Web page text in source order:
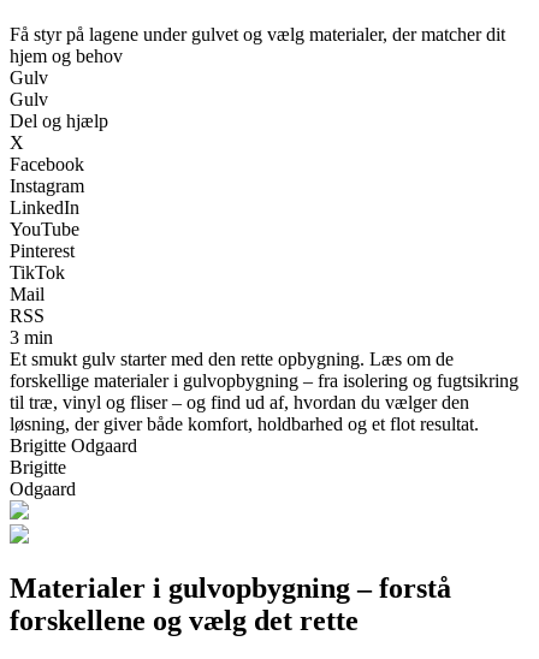
Få styr på lagene under gulvet og vælg materialer, der matcher dit
hjem og behov
Gulv
Gulv
Del og hjælp
X
Facebook
Instagram
LinkedIn
YouTube
Pinterest
TikTok
Mail
RSS
3 min
Et smukt gulv starter med den rette opbygning. Læs om de
forskellige materialer i gulvopbygning – fra isolering og fugtsikring
til træ, vinyl og fliser – og find ud af, hvordan du vælger den
løsning, der giver både komfort, holdbarhed og et flot resultat.
Brigitte Odgaard
Brigitte
Odgaard
Materialer i gulvopbygning – forstå
forskellene og vælg det rette